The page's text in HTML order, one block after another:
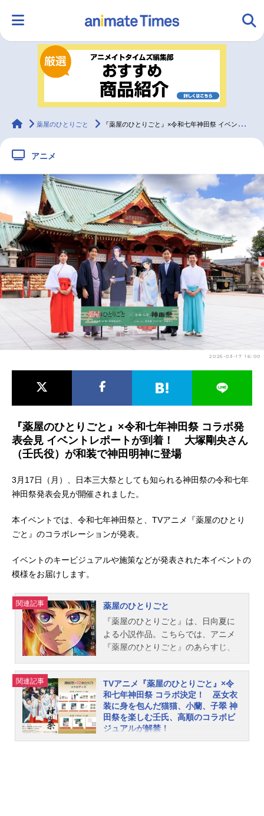
ランキング アニメ
ラジオ みんなの声
2.5次元 配信・Vtuber トレンド 無料マンガ
最新記事一覧
アニメ記事一覧 声優記事一覧
アニメ映画一覧 実写化映画一覧
今期アニメ曜日別一覧
春アニメ 夏アニメ
男性声優/女性声優一覧
animateTimes
薬屋のひとりごと 『薬屋のひとりごと』×令和七年神田祭 イベントレポ｜大塚剛央が和装で登場
アニメ
2025-03-17 16:00
『薬屋のひとりごと』×令和七年神田祭 コラボ発
表会見 イベントレポートが到着！ 大塚剛央さん
（壬氏役）が和装で神田明神に登場
3月17日（月）、日本三大祭としても知られる神田祭の令和七年
神田祭発表会見が開催されました。
本イベントでは、令和七年神田祭と、TVアニメ『薬屋のひとり
ごと』のコラボレーションが発表。
イベントのキービジュアルや施策などが発表された本イベントの
模様をお届けします。
関連記事
薬屋のひとりごと
『薬屋のひとりごと』は、日向夏に
よる小説作品。こちらでは、アニメ
『薬屋のひとりごと』のあらすじ、
記事をご紹介！
関連記事
TVアニメ『薬屋のひとりごと』×令
和七年神田祭 コラボ決定！ 巫女衣
装に身を包んだ猫猫、小蘭、子翠 神
田祭を楽しむ壬氏、高順のコラボビ
ジュアルが解禁！
2025年1月より、TVアニメ第2期が放